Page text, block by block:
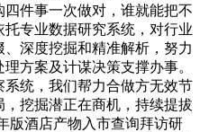
件事一次做对，谁就能把不
专业数据研究系统，对行业
深度挖掘和精准解析，努力
方案及计谋决策支撑办事。
统，我们帮力合做方无效节
挖掘潜正在商机，持续提拔
版酒店产物入市查询拜访研